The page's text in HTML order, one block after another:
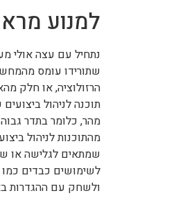
למנוע
נתחיל עם עצה אולי
שתורידו עומס
הרזולוציה, או חלק
מהר, כלומר בתדר
מהתוכנות לניהול
שמתאים לגלישה או
לשימושים כבדים
ולשחק עם ההגדרות